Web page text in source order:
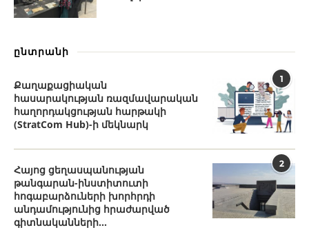
ընտրանի
1
Քաղաքացիական
հասարակության ռազմավարական
հաղորդակցության հարթակի
(StratCom Hub)-ի մեկնարկ
2
Հայոց ցեղասպանության
թանգարան-ինստիտուտի
հոգաբարձուների խորհրդի
անդամությունից հրաժարված
գիտնականների...